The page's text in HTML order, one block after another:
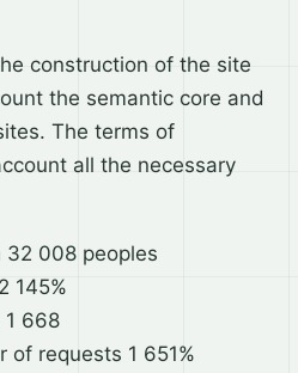
construction of the site
the semantic core and
The terms of
all the necessary
32 008 peoples
145%
1 668
of requests 1 651%